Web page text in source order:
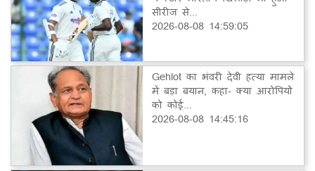
सीरीज से...
2026-08-08 14:59:05
Gehlot का भंवरी देवी हत्या मामले
में बड़ा बयान, कहा- क्या आरोपियों
को कोई...
2026-08-08 14:45:16